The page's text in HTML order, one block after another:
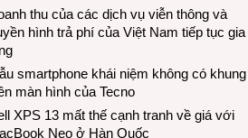
thu của các dịch vụ viễn thông và
hình trả phí của Việt Nam tiếp tục gia
smartphone khái niệm không có khung
màn hình của Tecno
XPS 13 mất thế cạnh tranh về giá với
Neo ở Hàn Quốc